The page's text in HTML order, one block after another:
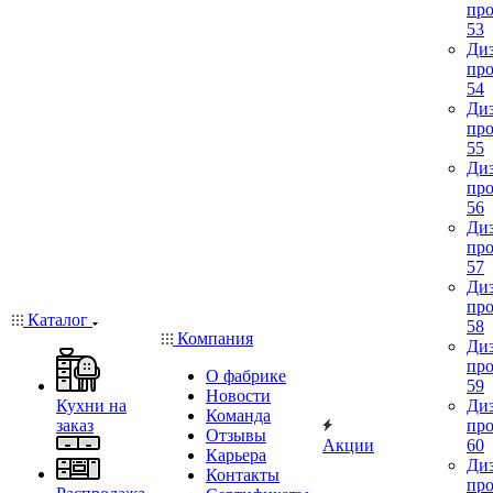
Каталог
Кухни на
заказ
Компания
О фабрике
Новости
Команда
Отзывы
Карьера
Контакты
Акции
53
54
55
56
57
58
59
60